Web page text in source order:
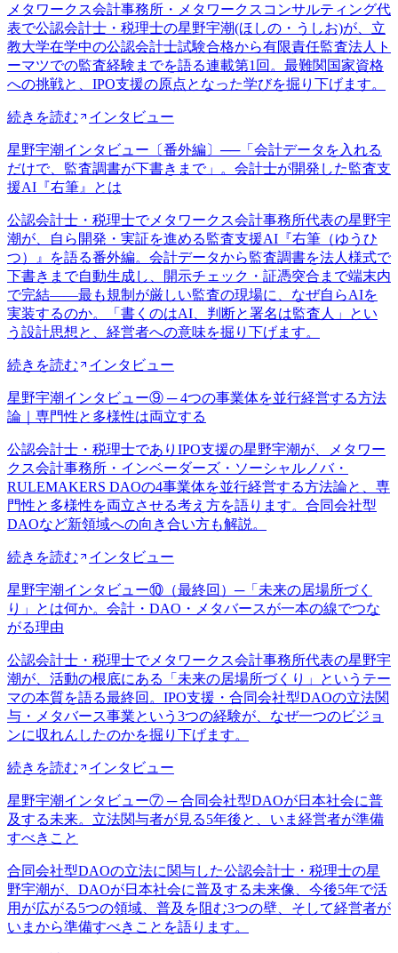
メタワークス会計事務所・メタワークスコンサルティング代
表で公認会計士・税理士の星野宇潮(ほしの・うしお)が、立
教大学在学中の公認会計士試験合格から有限責任監査法人ト
ーマツでの監査経験までを語る連載第1回。最難関国家資格
への挑戦と、IPO支援の原点となった学びを掘り下げます。
続きを読む インタビュー
星野宇潮インタビュー〔番外編〕──「会計データを入れる
だけで、監査調書が下書きまで」。会計士が開発した監査支
援AI『右筆』とは
公認会計士・税理士でメタワークス会計事務所代表の星野宇
潮が、自ら開発・実証を進める監査支援AI『右筆（ゆうひ
つ）』を語る番外編。会計データから監査調書を法人様式で
下書きまで自動生成し、開示チェック・証憑突合まで端末内
で完結——最も規制が厳しい監査の現場に、なぜ自らAIを
実装するのか。「書くのはAI、判断と署名は監査人」とい
う設計思想と、経営者への意味を掘り下げます。
続きを読む インタビュー
星野宇潮インタビュー⑨ ─ 4つの事業体を並行経営する方法
論｜専門性と多様性は両立する
公認会計士・税理士でありIPO支援の星野宇潮が、メタワー
クス会計事務所・インベーダーズ・ソーシャルノバ・
RULEMAKERS DAOの4事業体を並行経営する方法論と、専
門性と多様性を両立させる考え方を語ります。合同会社型
DAOなど新領域への向き合い方も解説。
続きを読む インタビュー
星野宇潮インタビュー⑩（最終回）─「未来の居場所づく
り」とは何か。会計・DAO・メタバースが一本の線でつな
がる理由
公認会計士・税理士でメタワークス会計事務所代表の星野宇
潮が、活動の根底にある「未来の居場所づくり」というテー
マの本質を語る最終回。IPO支援・合同会社型DAOの立法関
与・メタバース事業という3つの経験が、なぜ一つのビジョ
ンに収れんしたのかを掘り下げます。
続きを読む インタビュー
星野宇潮インタビュー⑦ ─ 合同会社型DAOが日本社会に普
及する未来。立法関与者が見る5年後と、いま経営者が準備
すべきこと
合同会社型DAOの立法に関与した公認会計士・税理士の星
野宇潮が、DAOが日本社会に普及する未来像、今後5年で活
用が広がる5つの領域、普及を阻む3つの壁、そして経営者が
いまから準備すべきことを語ります。